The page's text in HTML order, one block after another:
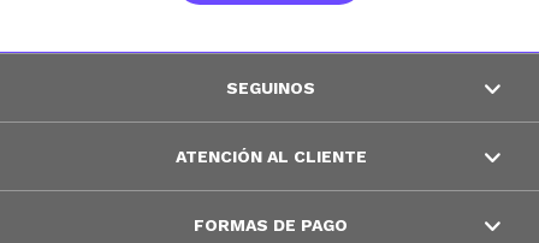
SEGUINOS
ATENCIÓN AL CLIENTE
FORMAS DE PAGO